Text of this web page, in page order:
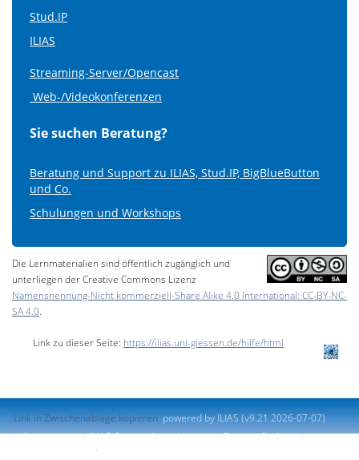
Stud.IP
ILIAS
Streaming-Server/Opencast
Web-/Videokonferenzen
Sie suchen Beratung?
Beratung und Support zu ILIAS, Stud.IP, BigBlueButton
und Co.
Schulungen und Workshops
Die Lernmaterialien sind öffentlich zugänglich und
unterliegen der Creative Commons Lizenz
Namensnennung-Nicht kommerziell-Share Alike 4.0 International: CC-BY-NC-
SA 4.0
Link zu dieser Seite: https://ilias.uni-giessen.de/hilfe/html
Link in Zwischenablage kopieren powered by ILIAS (v9.21 2026-07-07)
Impressum
ILIAS-Support kontaktieren
Barrierefreiheit